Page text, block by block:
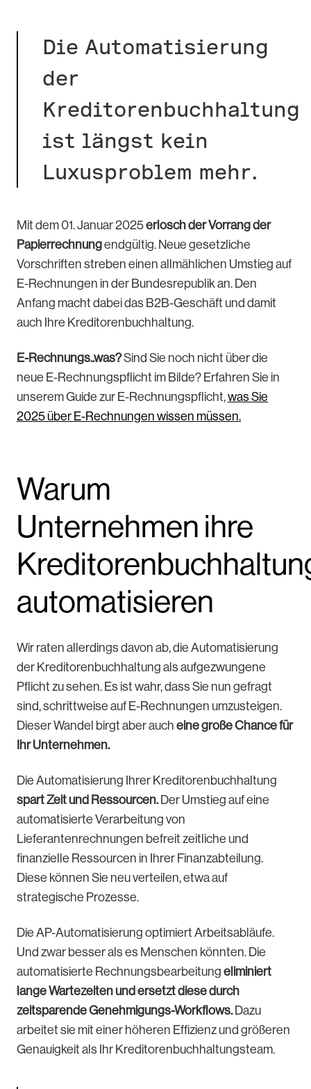
Die Automatisierung
der
Kreditorenbuchhaltung
ist längst kein
Luxusproblem mehr.
Mit dem 01. Januar 2025erlosch der Vorrang der
Papierrechnungendgültig. Neue gesetzliche
Vorschriften streben einen allmählichen Umstieg auf
E-Rechnungen in der Bundesrepublik an. Den
Anfang macht dabei das B2B-Geschäft und damit
auch Ihre Kreditorenbuchhaltung.
E-Rechnungs..was?Sind Sie noch nicht über die
neue E-Rechnungspflicht im Bilde? Erfahren Sie in
unserem Guide zur E-Rechnungspflicht,was Sie
2025 über E-Rechnungen wissen müssen.
Warum
Unternehmen ihre
automatisieren
Wir raten allerdings davon ab, die Automatisierung
der Kreditorenbuchhaltung als aufgezwungene
Pflicht zu sehen. Es ist wahr, dass Sie nun gefragt
sind, schrittweise auf E-Rechnungen umzusteigen.
Dieser Wandel birgt aber auch eine große Chance für
Ihr Unternehmen.
Die Automatisierung Ihrer Kreditorenbuchhaltung
spart Zeit und Ressourcen. Der Umstieg auf eine
automatisierte Verarbeitung von
Lieferantenrechnungen befreit zeitliche und
finanzielle Ressourcen in Ihrer Finanzabteilung.
Diese können Sie neu verteilen, etwa auf
strategische Prozesse.
Die AP-Automatisierung optimiert Arbeitsabläufe.
Und zwar besser als es Menschen könnten. Die
automatisierte Rechnungsbearbeitung eliminiert
lange Wartezeiten und ersetzt diese durch
zeitsparende Genehmigungs-Workflows.Dazu
arbeitet sie mit einer höheren Effizienz und größeren
Genauigkeit als Ihr Kreditorenbuchhaltungsteam.